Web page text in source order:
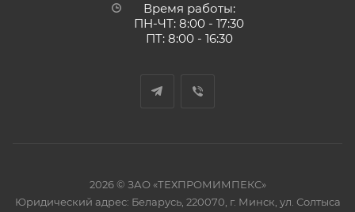
Время работы:
ПН-ЧТ: 8:00 - 17:30
ПТ: 8:00 - 16:30
2026 © ЗАО «ТЕХПРОМИМПЕКС»
Юридический адрес: Беларусь, 220070, г. Минск, ул. Солтыса